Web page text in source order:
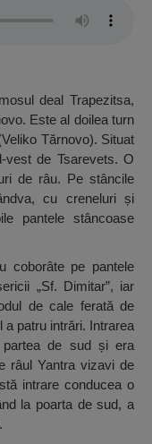
deal Trapezitsa,
Este al doilea turn
Tărnovo). Situat
vest de Tsarevets. O
de râu. Pe stâncile
cu creneluri și
pantele stâncoase
coborâte pe pantele
„Sf. Dimitar”, iar
de cale ferată de
patru intrări. Intrarea
partea de sud și era
râul Yantra vizavi de
intrare conducea o
la poarta de sud, a